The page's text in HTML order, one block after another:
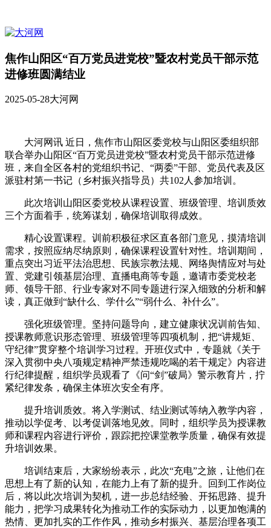
焦作山阳区“百万党员进党校”暨农村党员干部示范
进修班圆满结业
2025-05-28大河网
大河网讯 近日，焦作市山阳区委党校与山阳区委组织部
联合举办山阳区“百万党员进党校”暨农村党员干部示范进修
班，来自全区各村的党组织书记、“两委”干部、党员代表及区
派驻村第一书记（乡村振兴指导员）共102人参加培训。
此次培训山阳区委党校从课程设置、班级管理、培训质效
三个方面着手，统筹谋划，确保培训取得成效。
精心设置课程。训前积极征求区直各部门意见，摸清培训
需求，按照应纳尽纳原则，确保课程设置针对性。培训期间，
重点突出习近平法治思想、民族宗教法规、网络舆情应对与处
置、党建引领基层治理、直播电商等专题，邀请市委党校老
师、领导干部、行业专家对不同专题进行深入细致的分析和解
读，真正做到“缺什么、学什么”“弱什么、补什么”。
强化班级管理。坚持问题导向，建立健康状况训前告知、
授课教师意识形态管理、班级管理等四项机制，把“讲规矩、
守纪律”贯穿整个培训学习过程。开班仪式中，专题就《关于
深入贯彻中央八项规定精神严禁违规吃喝的若干规定》内容进
行纪律提醒，组织学员观看了《问“剑”破局》警示教育片，拧
紧纪律发条，确保主体班次安全有序。
提升培训质效。将入学测试、结业测试等纳入教学内容，
推动以学促考、以考促训落地见效。同时，组织学员为授课教
师和课程内容进行评价，跟踪把控课堂教学质量，确保有效提
升培训效果。
培训结束后，大家纷纷表示，此次“充电”之旅，让他们在
思想上有了新的认知，在能力上有了新的提升。回到工作岗位
后，将以此次培训为契机，进一步总结经验、开拓思路、提升
能力，把学习成果转化为推动工作的实际动力，以更加饱满的
热情、更加扎实的工作作风，推动乡村振兴、基层治理各项工